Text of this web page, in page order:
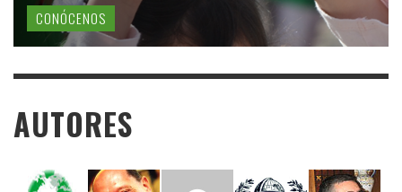
CONÓCENOS
AUTORES